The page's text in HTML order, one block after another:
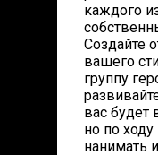
каждого
Создайте
вашего
группу
вас будет
но по
нанимать